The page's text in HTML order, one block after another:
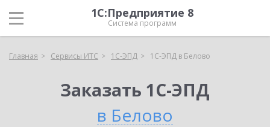
1С:Предприятие 8
Система программ
Главная Сервисы ИТС 1С-ЭПД 1С-ЭПД в Белово
Заказать 1С-ЭПД
в Белово